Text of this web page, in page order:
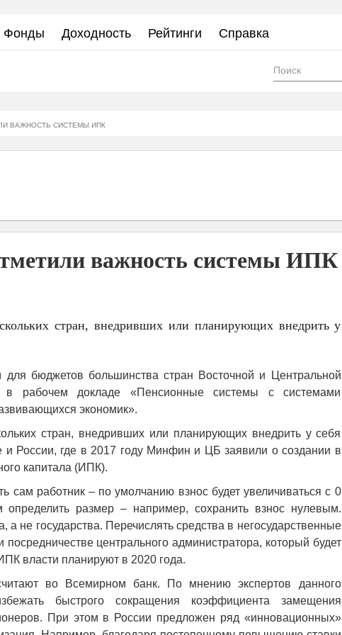
Фонды Доходность Рейтинги Справка
Форма
поиска
ВАЖНОСТЬ СИСТЕМЫ ИПК
важность системы ИПК
стран, внедривших или планирующих внедрить у
для бюджетов большинства стран Восточной и Центральной
в рабочем докладе «Пенсионные системы с системами
экономик».
стран, внедривших или планирующих внедрить у себя
и России, где в 2017 году Минфин и ЦБ заявили о создании в
капитала (ИПК).
сам работник – по умолчанию взнос будет увеличиваться с 0
размер – например, сохранить взнос нулевым.
а не государства. Перечислять средства в негосударственные
центрального администратора, который будет
власти планируют в 2020 года.
во Всемирном банк. По мнению экспертов данного
быстрого сокращения коэффициента замещения
При этом в России предложен ряд «инновационных»